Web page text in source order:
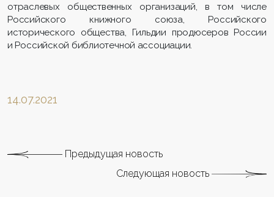
отраслевых общественных организаций, в том числе
Российского книжного союза, Российского
исторического общества, Гильдии продюсеров России
и Российской библиотечной ассоциации.
14.07.2021
Предыдущая новость
Следующая новость